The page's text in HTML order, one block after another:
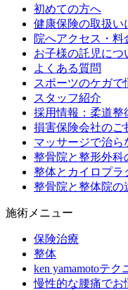
初めての方へ
健康保険の取扱い
院へアクセス・料
お子様の託児につ
よくある質問
スポーツのケガ
スタッフ紹介
採用情報：柔道整
損害保険会社のご
マッサージで治ら
整骨院と整形外科
整体とカイロプラ
整骨院と整体院の
施術メニュー
保険治療
整体
ken yamamotoテク
慢性的な腰痛でお